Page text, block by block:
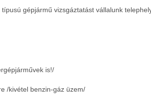
gépjármű vizsgáztatást vállalunk
is!/
/kivétel benzin-gáz üzem/